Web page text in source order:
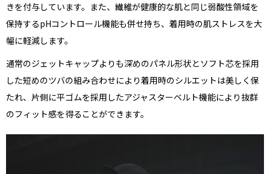
きを付与しています。また、繊維が健康的な肌と同じ弱酸性領域を
保持するpHコントロール機能も併せ持ち、着用時の肌ストレスを大
幅に軽減します。
通常のジェットキャップよりも深めのパネル形状とソフト芯を採用
した短めのツバの組み合わせにより着用時のシルエットは美しく保
たれ、片側に平ゴムを採用したアジャスターベルト機能により抜群
のフィット感を得ることができます。